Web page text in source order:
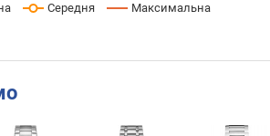
Середня Максимальна